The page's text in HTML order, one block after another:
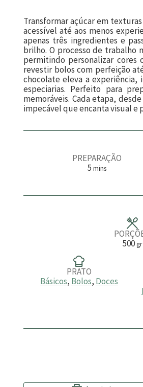
Transformar açúcar em
acessível até aos menos
apenas três ingredientes e
brilho. O processo de trabalho
permitindo personalizar cores
revestir bolos com perfeição
chocolate eleva a
especiarias. Perfeito para
memoráveis. Cada etapa,
impecável que encanta visual
PREPARAÇÃO
5m
u
mins
500gr
PRATO
Básicos, Bolos, Doces